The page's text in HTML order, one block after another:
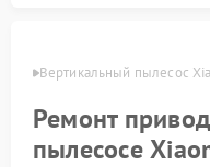
Вертикальный пылесос
Ремонт
пылесосе